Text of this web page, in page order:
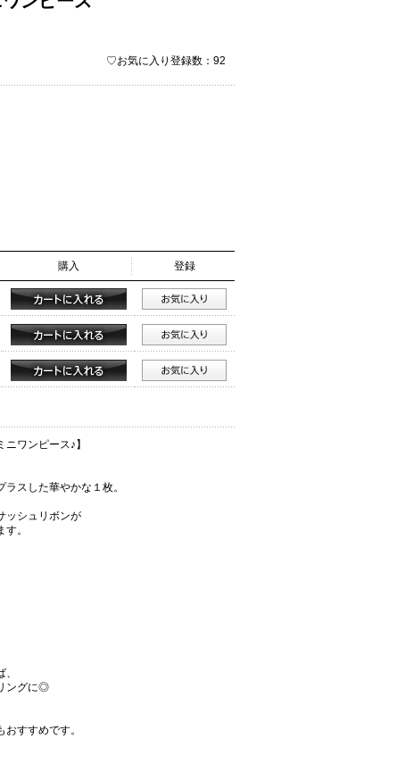
♡お気に入り登録数：92
購入 登録
ワンピース♪】
スした華やかな１枚。
ッシュリボンが
。
ングに◎
すすめです。